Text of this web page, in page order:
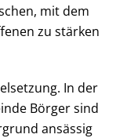
mit dem
zu stärken
In der
Börger sind
ansässig